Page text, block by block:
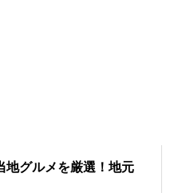
地グルメを厳選！地元